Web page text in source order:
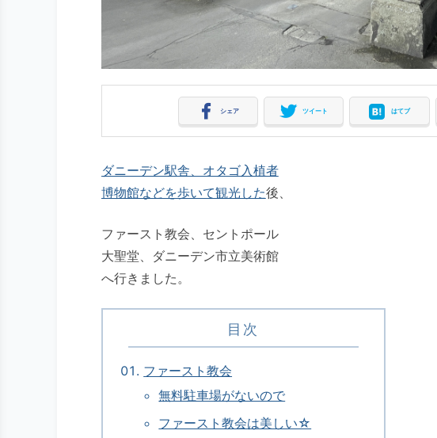
シェア ツイート はてブ
ダニーデン駅舎、オタゴ入植者
博物館などを歩いて観光した後、
ファースト教会、セントポール
大聖堂、ダニーデン市立美術館
へ行きました。
目次
ファースト教会
無料駐車場がないので
ファースト教会は美しい☆